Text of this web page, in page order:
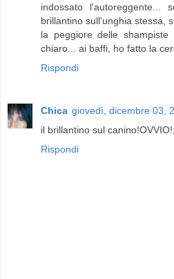
indossato
brillantino sull'unghia stessa,
la peggiore delle
chiaro... ai baffi, ho fatto la
Rispondi
Chica giovedì, dicembre 03,
il brillantino sul
Rispondi